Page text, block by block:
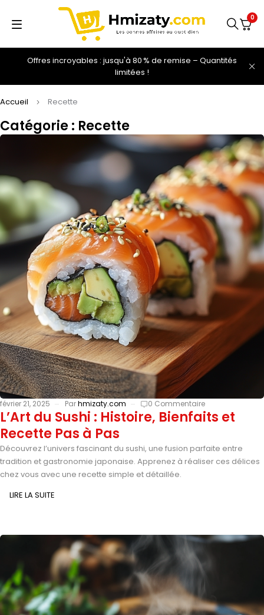
Offres incroyables : jusqu'à 80 % de remise – Quantités
limitées !
0
Catégorie : Recette
Accueil Recette
février 21, 2025 Parhmizaty.com 0 Commentaire
L’Art du Sushi : Histoire, Bienfaits et
Recette Pas à Pas
Découvrez l’univers fascinant du sushi, une fusion parfaite entre
tradition et gastronomie japonaise. Apprenez à réaliser ces délices
chez vous avec une recette simple et détaillée.
LIRE LA SUITE